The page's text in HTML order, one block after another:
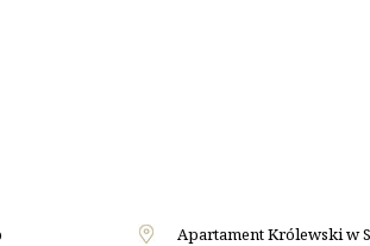
Apartament Królewski w